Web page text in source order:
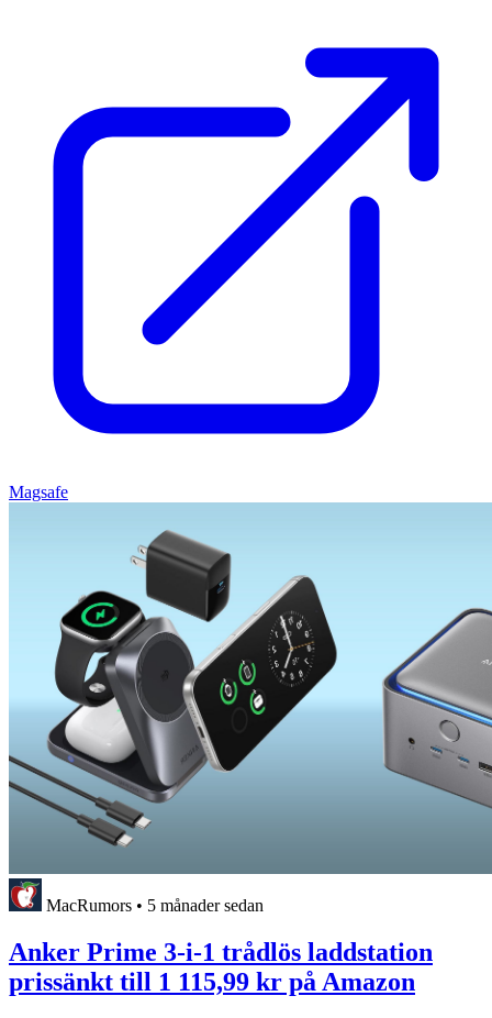
Magsafe
MacRumors • 5 månader sedan
Anker Prime 3-i-1 trådlös laddstation
prissänkt till 1 115,99 kr på Amazon